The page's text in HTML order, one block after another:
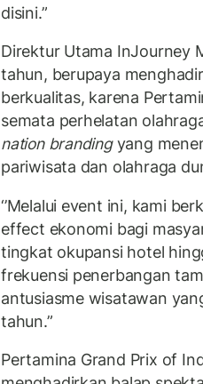
disini.”
Direktur Utama InJourney
tahun, berupaya
berkualitas, karena
semata perhelatan
nation brandingyang
pariwisata dan olahraga
‘’Melalui event ini, kami
effect ekonomi bagi
tingkat okupansi hotel
frekuensi penerbangan
antusiasme wisatawan
tahun.”
Pertamina Grand Prix of